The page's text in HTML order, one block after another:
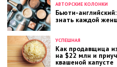
АВТОРСКИЕ КОЛОНКИ
Бьюти-
знать каждой
УСПЕШНАЯ
Как продавщица
на $22 млн и
квашеной капусте